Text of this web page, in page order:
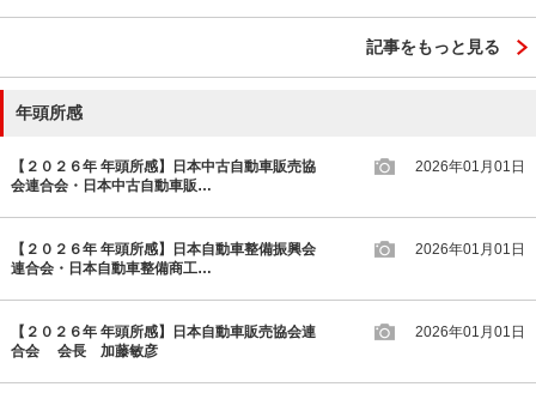
記事をもっと見る
年頭所感
【２０２６年 年頭所感】日本中古自動車販売協
会連合会・日本中古自動車販…
2026年01月01日
【２０２６年 年頭所感】日本自動車整備振興会
連合会・日本自動車整備商工…
2026年01月01日
【２０２６年 年頭所感】日本自動車販売協会連
合会 会長 加藤敏彦
2026年01月01日